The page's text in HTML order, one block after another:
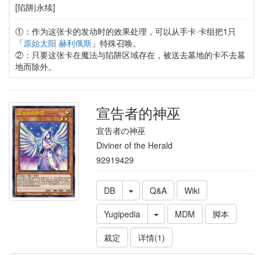
[陷阱|永续]
①：作为这张卡的发动时的效果处理，可以从手卡·卡组把1只
「原始太阳 赫利俄斯」特殊召唤。
②：只要这张卡在魔法与陷阱区域存在，被送去墓地的卡不去墓
地而除外。
宣告者的神巫
宣告者の神巫
Diviner of the Herald
92919429
DB Q&A
Wiki
Yugipedia
MDM
脚本
裁定
详情(1)